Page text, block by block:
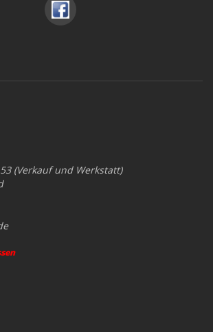
(Verkauf und Werkstatt)